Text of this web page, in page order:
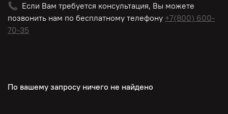
📞 Если Вам требуется консультация, Вы можете
позвонить нам по бесплатному телефону +7(800) 600-
70-35
По вашему запросу ничего не найдено